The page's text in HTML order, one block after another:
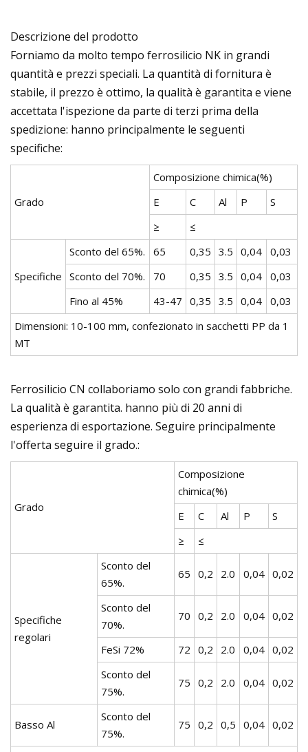
Descrizione del prodotto
Forniamo da molto tempo ferrosilicio NK in grandi
quantità e prezzi speciali. La quantità di fornitura è
stabile, il prezzo è ottimo, la qualità è garantita e viene
accettata l'ispezione da parte di terzi prima della
spedizione: hanno principalmente le seguenti
specifiche:
Grado
Composizione chimica(%)
E
C Al P
S
≥
≤
Specifiche
Sconto del 65%. 65 0,35 3.5 0,04 0,03
Sconto del 70%.
70 0,35 3.5 0,04 0,03
Fino al 45%
43-47 0,35 3.5 0,04 0,03
Dimensioni: 10-100 mm, confezionato in sacchetti PP da 1
MT
Ferrosilicio CN collaboriamo solo con grandi fabbriche.
La qualità è garantita. hanno più di 20 anni di
esperienza di esportazione. Seguire principalmente
l'offerta seguire il grado.:
Grado
Composizione
chimica(%)
E
C Al P
S
≥
≤
Specifiche
regolari
Sconto del
65%.
65 0,2 2.0 0,04 0,02
Sconto del
70%.
70 0,2 2.0 0,04 0,02
FeSi 72% 72 0,2 2.0 0,04 0,02
Sconto del
75%.
75 0,2 2.0 0,04 0,02
Basso Al
Sconto del
75%.
75 0,2 0,5 0,04 0,02